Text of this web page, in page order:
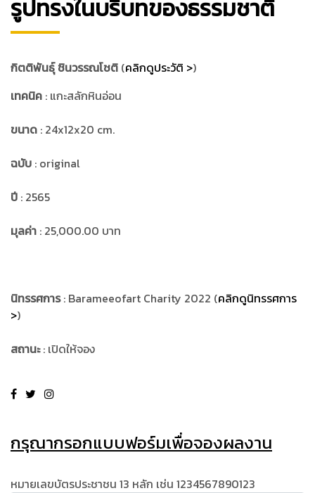
รูปทรงในบริบทของธรรมชาติ
กิตติพันธ์ุ ชินวรรณโชติ (คลิกดูประวัติ >)
เทคนิค : แกะสลักหินอ่อน
ขนาด : 24x12x20 cm.
ฉบับ : original
ปี : 2565
มุลค่า : 25,000.00 บาท
นิทรรศการ: Barameeofart Charity 2022 (คลิกดูนิทรรศการ
>)
สถานะ: เปิดให้จอง
กรุณากรอกแบบฟอร์มเพื่อจองผลงาน
หมายเลขบัตรประชาชน 13 หลัก เช่น 1234567890123